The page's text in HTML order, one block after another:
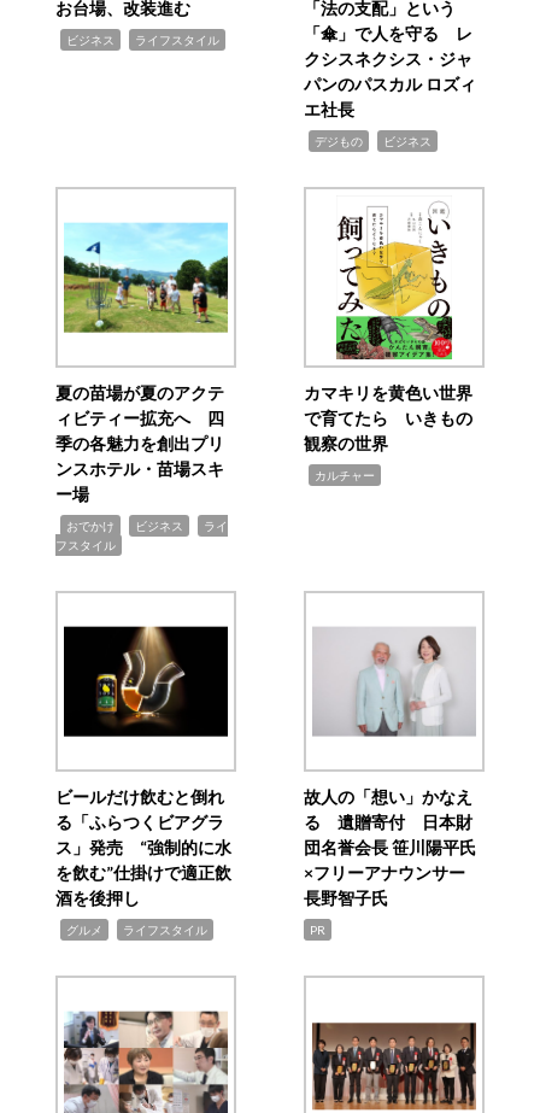
お台場、改装進む
ビジネス ライフスタイル
「法の支配」という
「傘」で人を守る レ
クシスネクシス・ジャ
パンのパスカル ロズィ
エ社長
デジもの ビジネス
夏の苗場が夏のアクテ
ィビティー拡充へ 四
季の各魅力を創出プリ
ンスホテル・苗場スキ
ー場
おでかけ ビジネス
ライ
フスタイル
カマキリを黄色い世界
で育てたら いきもの
観察の世界
カルチャー
ビールだけ飲むと倒れ
る「ふらつくビアグラ
ス」発売 “強制的に水
を飲む”仕掛けで適正飲
酒を後押し
グルメ ライフスタイル
故人の「想い」かなえ
る 遺贈寄付 日本財
団名誉会長 笹川陽平氏
×フリーアナウンサー
長野智子氏
PR